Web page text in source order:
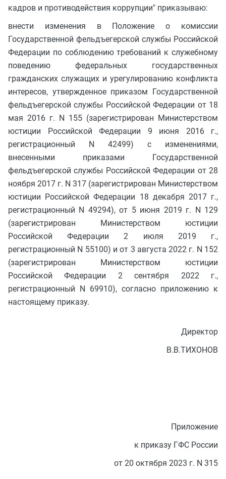
кадров и противодействия коррупции" приказываю:
внести изменения в Положение о комиссии
Государственной фельдъегерской службы Российской
Федерации по соблюдению требований к служебному
поведению федеральных государственных
гражданских служащих и урегулированию конфликта
интересов, утвержденное приказом Государственной
фельдъегерской службы Российской Федерации от 18
мая 2016 г. N 155 (зарегистрирован Министерством
юстиции Российской Федерации 9 июня 2016 г.,
регистрационный N 42499) с изменениями,
внесенными приказами Государственной
фельдъегерской службы Российской Федерации от 28
ноября 2017 г. N 317 (зарегистрирован Министерством
юстиции Российской Федерации 18 декабря 2017 г.,
регистрационный N 49294), от 5 июня 2019 г. N 129
(зарегистрирован Министерством юстиции
Российской Федерации 2 июля 2019 г.,
регистрационный N 55100) и от 3 августа 2022 г. N 152
(зарегистрирован Министерством юстиции
Российской Федерации 2 сентября 2022 г.,
регистрационный N 69910), согласно приложению к
настоящему приказу.
Директор
В.В.ТИХОНОВ
Приложение
к приказу ГФС России
от 20 октября 2023 г. N 315